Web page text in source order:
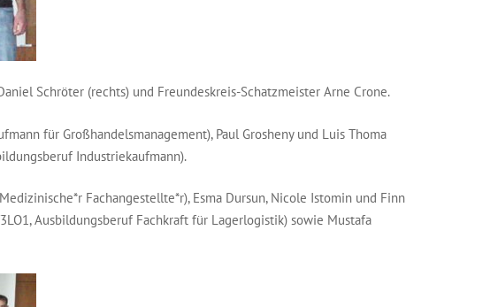
Schröter (rechts) und Freundeskreis-Schatzmeister Arne Crone.
für Großhandelsmanagement), Paul Grosheny und Luis Thoma
Industriekaufmann).
Fachangestellte*r), Esma Dursun, Nicole Istomin und Finn
Ausbildungsberuf Fachkraft für Lagerlogistik) sowie Mustafa